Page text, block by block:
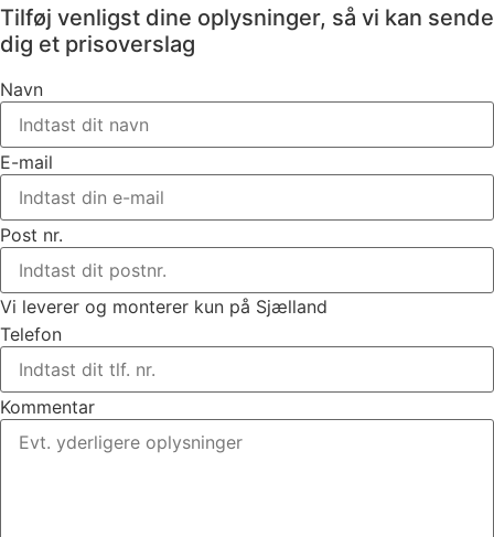
Tilføj venligst dine oplysninger, så vi kan sende
dig et prisoverslag
Navn
E-mail
Post nr.
Vi leverer og monterer kun på Sjælland
Telefon
Kommentar